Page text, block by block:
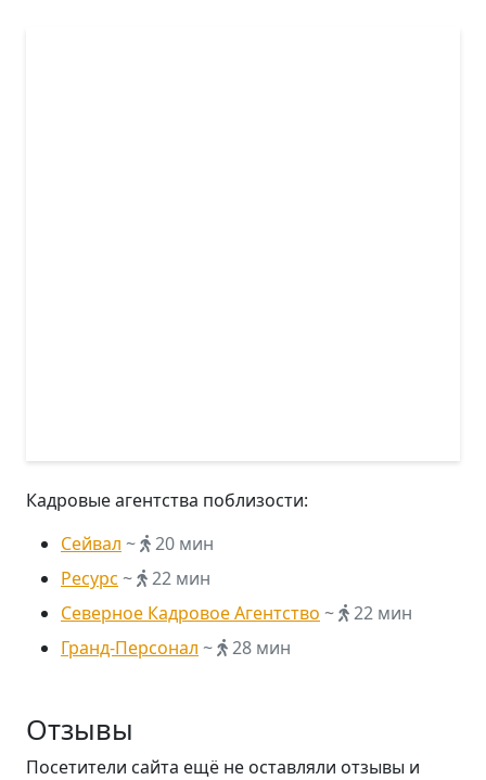
Кадровые агентства поблизости:
Сейвал ~
20 мин
Ресурс ~
22 мин
Северное Кадровое Агентство ~
22 мин
Гранд-Персонал ~ 28 мин
Отзывы
Посетители сайта ещё не оставляли отзывы и